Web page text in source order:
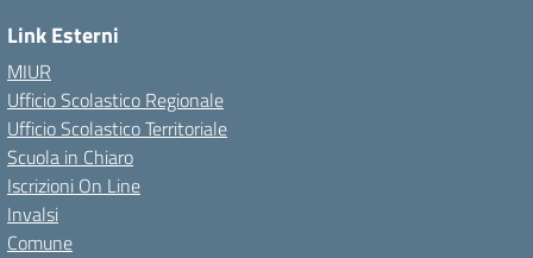
Link Esterni
MIUR
Ufficio Scolastico Regionale
Ufficio Scolastico Territoriale
Scuola in Chiaro
Iscrizioni On Line
Invalsi
Comune